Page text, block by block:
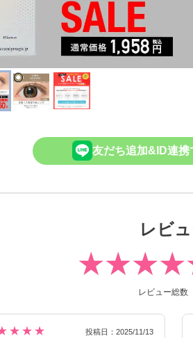
友だち追加&ID連携
レビ
レビュー総数
投稿日：2025/11/13